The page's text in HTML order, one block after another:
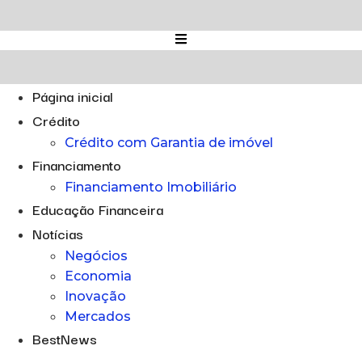
para
o
Página inicial
Crédito
Crédito com Garantia de imóvel
Financiamento
Financiamento Imobiliário
Educação Financeira
Notícias
Negócios
Economia
Inovação
Mercados
BestNews